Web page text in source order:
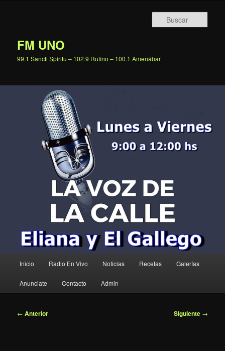
FM UNO
99.1 Sancti Spíritu – 102.9 Rufino – 100.1 Amenábar
principal
Inicio Radio En Vivo Noticias Recetas Galerías
Anunciate Contacto Admin
Navegación
← Anterior Siguiente →